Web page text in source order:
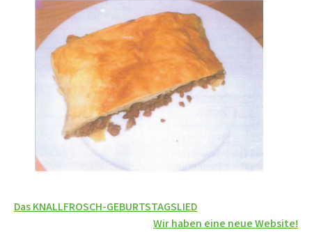
Beitragsnavigation
Das KNALLFROSCH-GEBURTSTAGSLIED
Wir haben eine neue Website!